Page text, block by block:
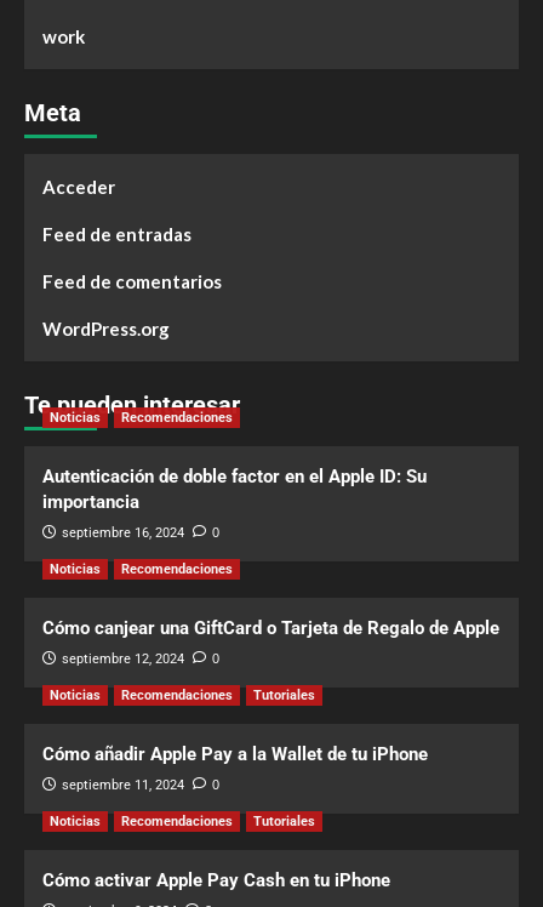
work
Meta
Acceder
Feed de entradas
Feed de comentarios
WordPress.org
Te pueden interesar
Noticias Recomendaciones
Autenticación de doble factor en el Apple ID: Su
importancia
septiembre 16, 2024 0
Noticias Recomendaciones
Cómo canjear una GiftCard o Tarjeta de Regalo de Apple
septiembre 12, 2024 0
Noticias Recomendaciones Tutoriales
Cómo añadir Apple Pay a la Wallet de tu iPhone
septiembre 11, 2024 0
Noticias Recomendaciones Tutoriales
Cómo activar Apple Pay Cash en tu iPhone